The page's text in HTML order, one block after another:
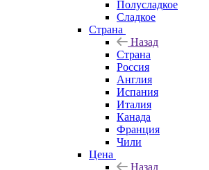
Полусладкое
Сладкое
Страна
Назад
Страна
Россия
Англия
Испания
Италия
Канада
Франция
Чили
Цена
Назад